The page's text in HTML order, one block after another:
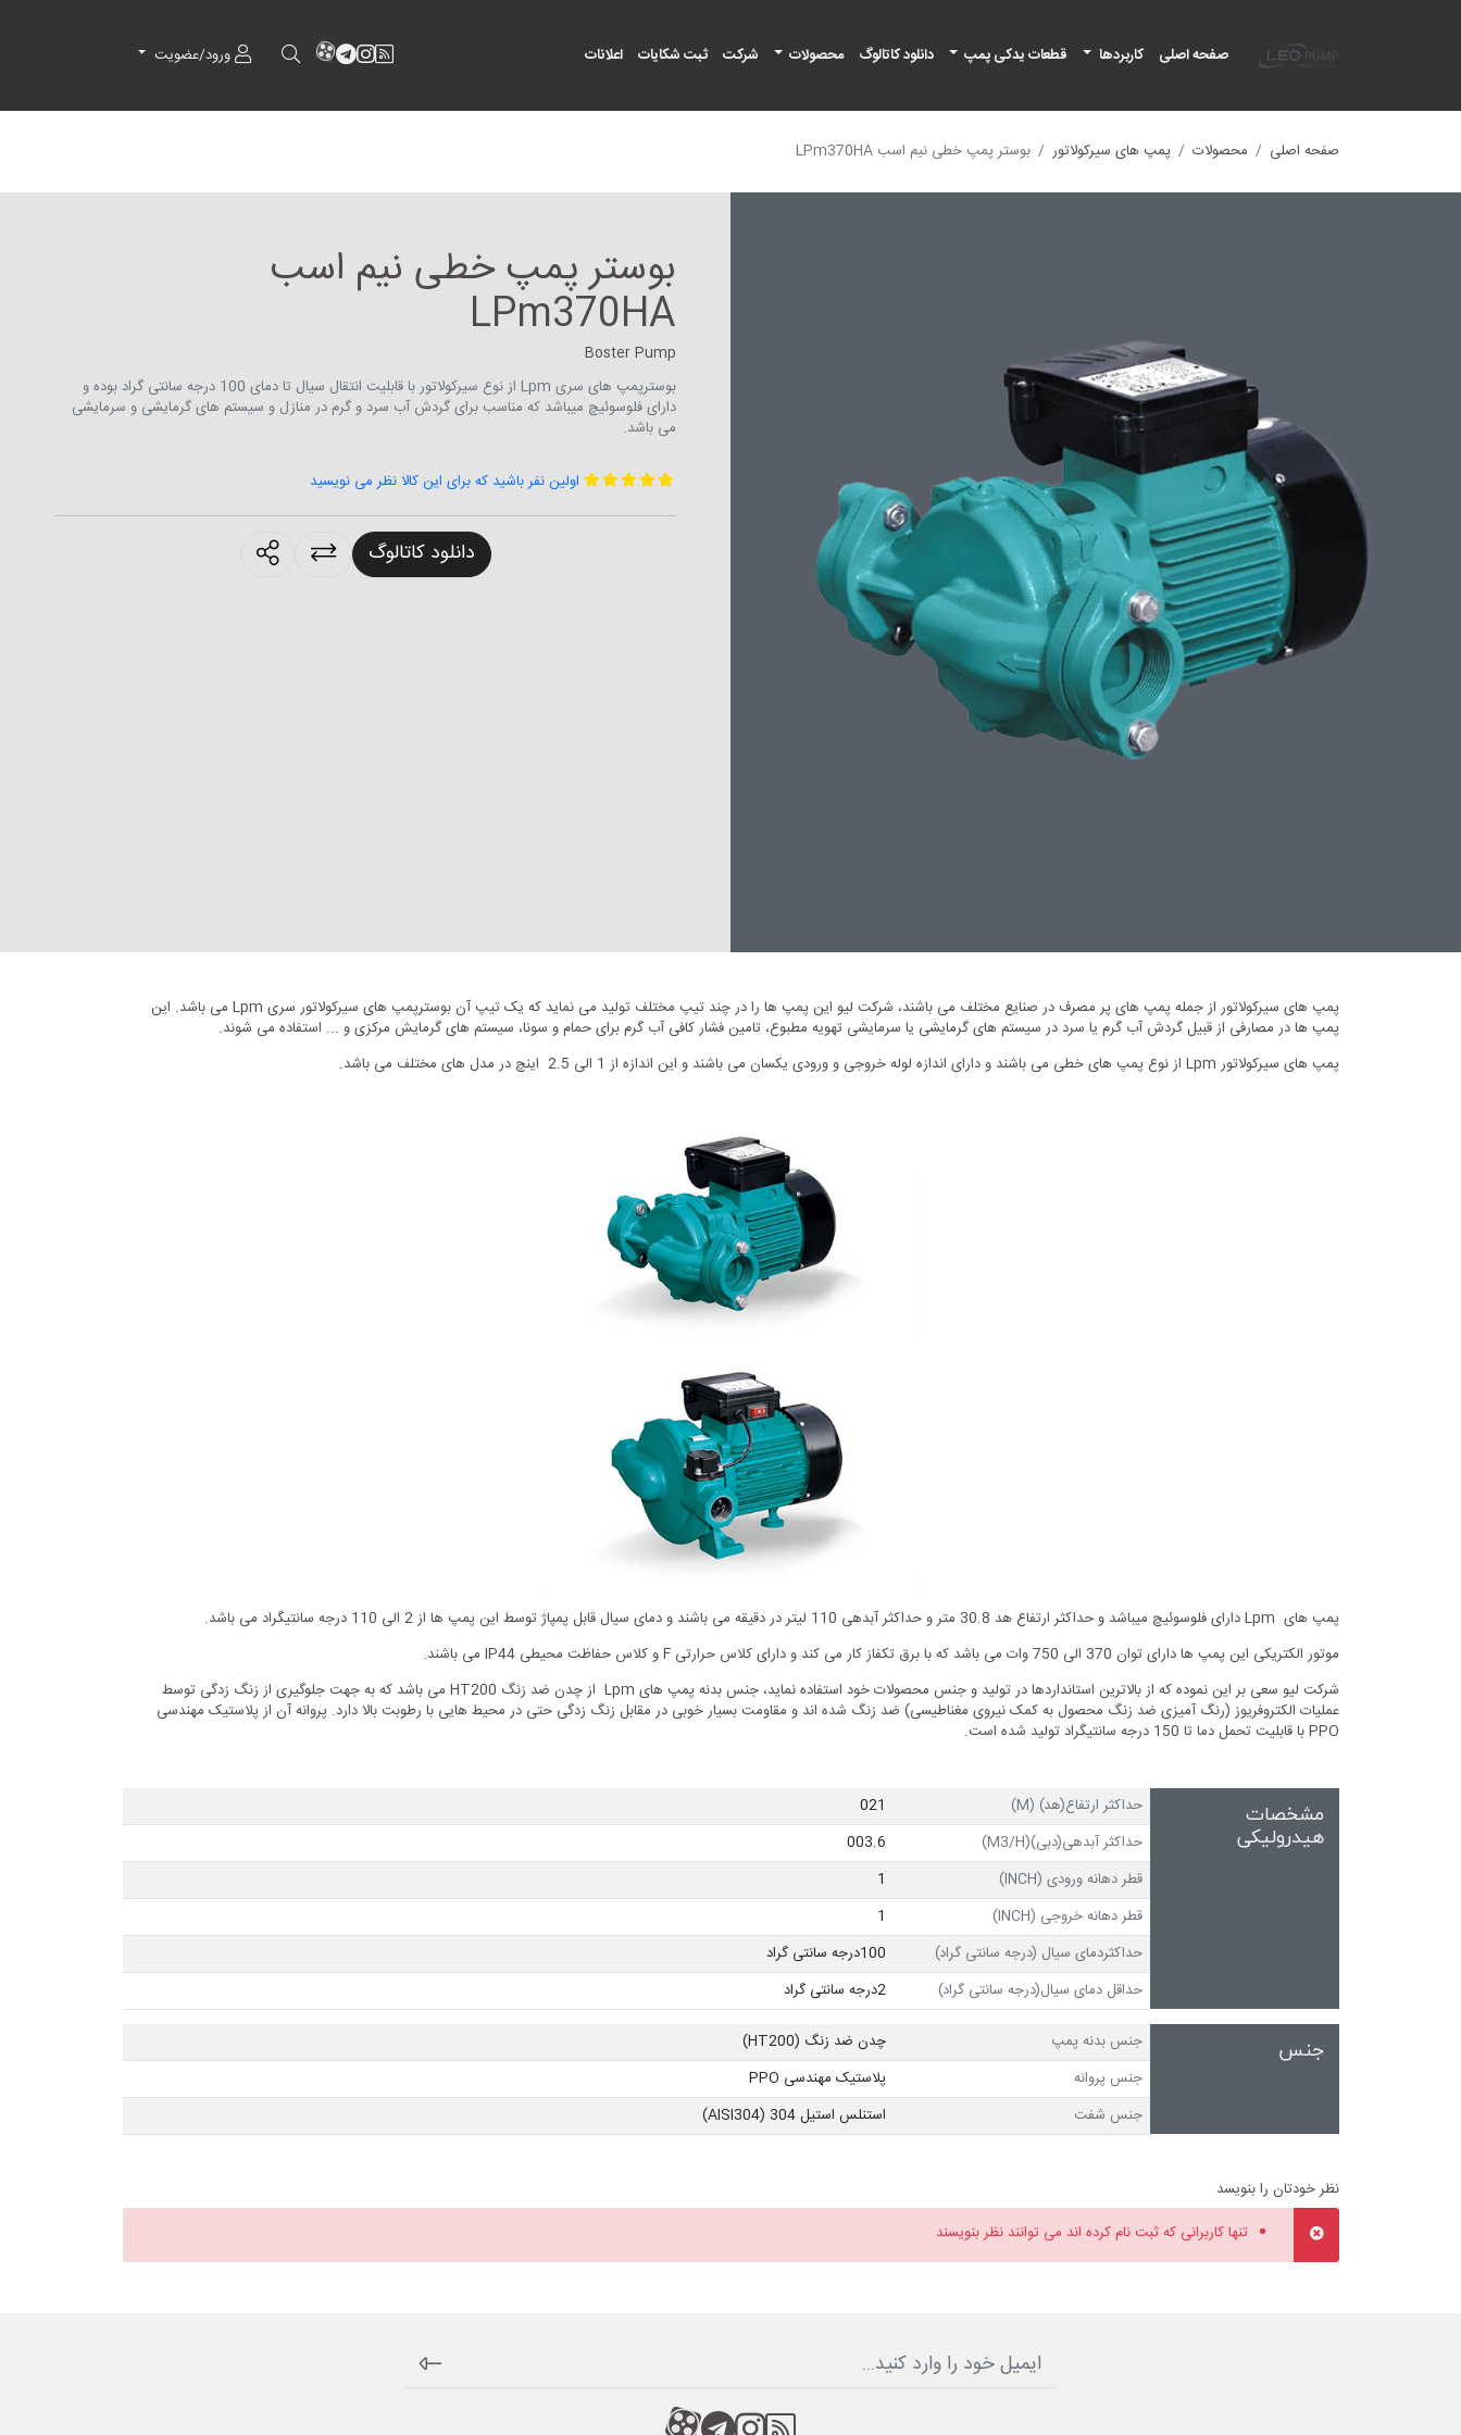
صفحه اصلی
کاربردها قطعات یدکی پمپ دانلود کاتالوگ محصولات شرکت ثبت شکایات اعلانات RSS
کانال آپارات
کانال تلگرام
کانال آپارات ورود/عضویت
صفحه اصلی محصولات پمپ های سیرکولاتور بوستر پمپ خطی نیم اسب LPm370HA
بوستر پمپ خطی نیم اسب
LPm370HA
Boster Pump
بوسترپمپ های سری Lpm از نوع سیرکولاتور با قابلیت انتقال سیال تا دمای 100 درجه سانتی گراد بوده و
دارای فلوسوئیچ میباشد که مناسب برای گردش آب سرد و گرم در منازل و سیستم های گرمایشی و سرمایشی
می باشد.
اولین نفر باشید که برای این کالا نظر می نویسید
دانلود کاتالوگ products.sharing
پمپ های سیرکولاتور از جمله پمپ های پر مصرف در صنایع مختلف می باشند، شرکت لیو این پمپ ها را در چند تیپ مختلف تولید می نماید که یک تیپ آن بوسترپمپ های سیرکولاتور سری Lpm می باشد. این
پمپ ها در مصارفی از قبیل گردش آب گرم یا سرد در سیستم های گرمایشی یا سرمایشی تهویه مطبوع، تامین فشار کافی آب گرم برای حمام و سونا، سیستم های گرمایش مرکزی و ... استفاده می شوند.
پمپ های سیرکولاتور Lpm از نوع پمپ های خطی می باشند و دارای اندازه لوله خروجی و ورودی یکسان می باشند و این اندازه از 1 الی 2.5 اینچ در مدل های مختلف می باشد.
پمپ های Lpm دارای فلوسوئیچ میباشد و حداکثر ارتفاع هد 30.8 متر و حداکثر آبدهی 110 لیتر در دقیقه می باشند و دمای سیال قابل پمپاژ توسط این پمپ ها از 2 الی 110 درجه سانتیگراد می باشد.
موتور الکتریکی این پمپ ها دارای توان 370 الی 750 وات می باشد که با برق تکفاز کار می کند و دارای کلاس حرارتی F و کلاس حفاظت محیطی IP44 می باشند.
شرکت لیو سعی بر این نموده که از بالاترین استانداردها در تولید و جنس محصولات خود استفاده نماید، جنس بدنه پمپ های Lpm از چدن ضد زنگ HT200 می باشد که به جهت جلوگیری از زنگ زدگی توسط
عملیات الکتروفریوز (رنگ آمیزی ضد زنگ محصول به کمک نیروی مغناطیسی) ضد زنگ شده اند و مقاومت بسیار خوبی در مقابل زنگ زدگی حتی در محیط هایی با رطوبت بالا دارد. پروانه آن از پلاستیک مهندسی
PPO با قابلیت تحمل دما تا 150 درجه سانتیگراد تولید شده است.
مشخصات
هیدرولیکی
حداکثر ارتفاع(هد) (M)
021
حداکثر آبدهی(دبی)(M3/H)
003.6
قطر دهانه ورودی (INCH)
1
قطر دهانه خروجی (INCH)
1
حداکثردمای سیال (درجه سانتی گراد)
100درجه سانتی گراد
حداقل دمای سیال(درجه سانتی گراد)
2درجه سانتی گراد
جنس جنس بدنه پمپ
چدن ضد زنگ (HT200)
جنس پروانه
پلاستیک مهندسی PPO
جنس شفت
استنلس استیل 304 (AISI304)
نظر خودتان را بنویسد
تنها کاربرانی که ثبت نام کرده اند می توانند نظر بنویسند